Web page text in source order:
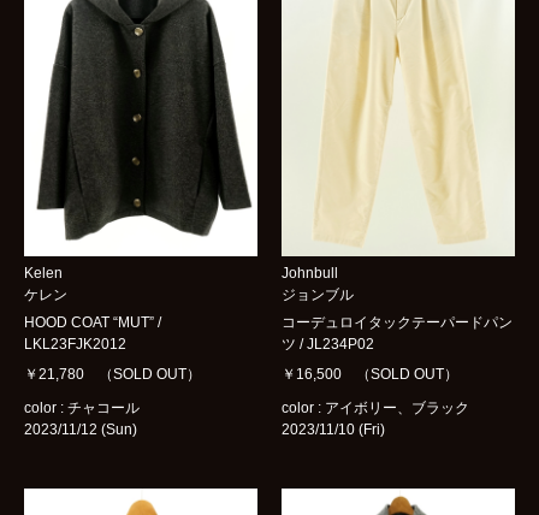
Kelen
ケレン
HOOD COAT “MUT” /
LKL23FJK2012
￥21,780 （SOLD OUT）
color : チャコール
2023/11/12 (Sun)
Johnbull
ジョンブル
コーデュロイタックテーパードパン
ツ / JL234P02
￥16,500 （SOLD OUT）
color : アイボリー、ブラック
2023/11/10 (Fri)